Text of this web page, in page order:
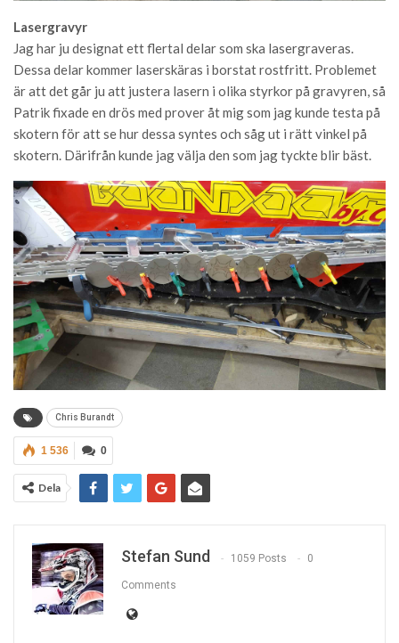
Lasergravyr
Jag har ju designat ett flertal delar som ska lasergraveras.
Dessa delar kommer laserskäras i borstat rostfritt. Problemet
är att det går ju att justera lasern i olika styrkor på gravyren, så
Patrik fixade en drös med prover åt mig som jag kunde testa på
skotern för att se hur dessa syntes och såg ut i rätt vinkel på
skotern. Därifrån kunde jag välja den som jag tyckte blir bäst.
Chris Burandt
0
1 536
Dela
Stefan Sund 1059 Posts 0
Comments